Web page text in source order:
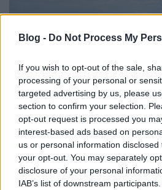
Blog - Do Not Process My
If you wish to opt-out of the sale,
processing of your personal or
targeted advertising by us, please
section to confirm your selection.
opt-out request is processed you
interest-based ads based on
us or personal information
your opt-out. You may separately
disclosure of your personal
IAB’s list of downstream